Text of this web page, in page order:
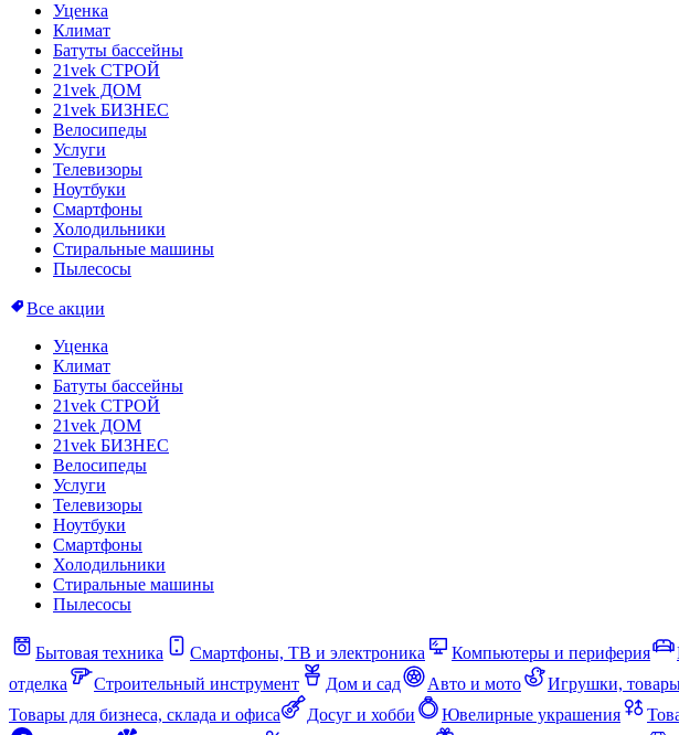
Уценка
Климат
Батуты бассейны
21vek СТРОЙ
21vek ДОМ
21vek БИЗНЕС
Велосипеды
Услуги
Телевизоры
Ноутбуки
Смартфоны
Холодильники
Стиральные машины
Пылесосы
Все акции
Уценка
Климат
Батуты бассейны
21vek СТРОЙ
21vek ДОМ
21vek БИЗНЕС
Велосипеды
Услуги
Телевизоры
Ноутбуки
Смартфоны
Холодильники
Стиральные машины
Пылесосы
Бытовая техника Смартфоны, ТВ и электроника Компьютеры и периферия
отделка
Строительный инструмент Дом и сад Авто и мото Игрушки,
Товары для бизнеса, склада и офиса
Досуг и хобби Ювелирные украшения